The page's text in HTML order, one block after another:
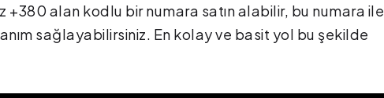
alan kodlu bir numara satın alabilir, bu numara ile
sağlayabilirsiniz. En kolay ve basit yol bu şekilde